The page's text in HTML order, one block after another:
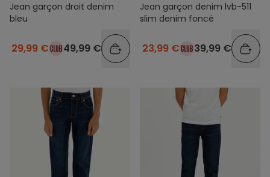
Jean garçon droit denim
bleu
29,99 € 49,99 €
Jean garçon denim lvb-511
slim denim foncé
23,99 € 39,99 €